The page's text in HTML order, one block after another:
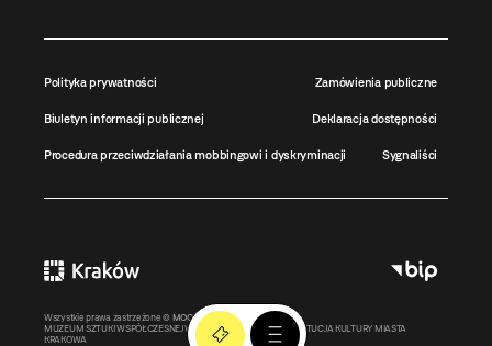
Polityka prywatności Zamówienia publiczne
Biuletyn informacji publicznej Deklaracja dostępności
Procedura przeciwdziałania mobbingowi i dyskryminacji Sygnaliści
Wszystkie prawa zastrzeżone © MOCAK2011-2026
MUZEUM SZTUKI WSPÓŁCZESNEJ W KRAKOWIE MOCAK – INSTYTUCJA KULTURY MIASTA
KRAKOWA